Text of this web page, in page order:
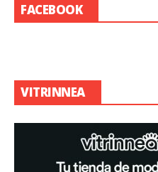
FACEBOOK
VITRINNEA